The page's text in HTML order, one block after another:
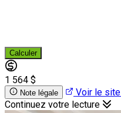
Calculer
1 564 $
Note légale Voir le site
Continuez votre lecture